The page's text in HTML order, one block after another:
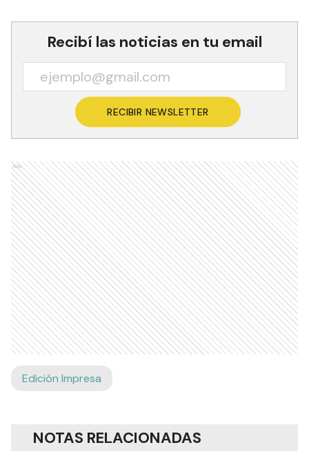
Recibí las noticias en tu email
RECIBIR NEWSLETTER
Ads
Edición Impresa
NOTAS RELACIONADAS